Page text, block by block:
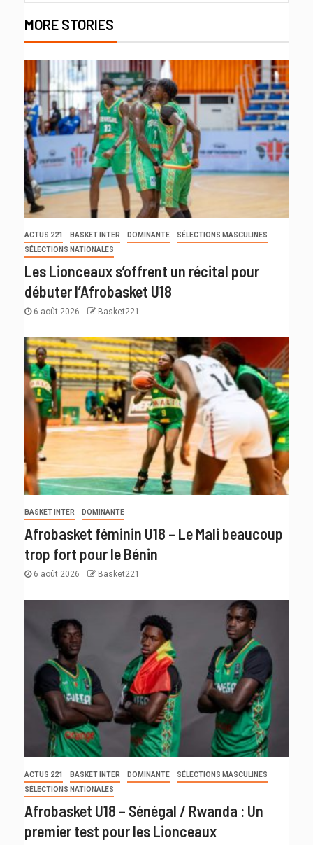
MORE STORIES
ACTUS 221 BASKET INTER DOMINANTE
SÉLECTIONS MASCULINES
SÉLECTIONS NATIONALES
Les Lionceaux s’offrent un récital pour
débuter l’Afrobasket U18
6 août 2026 Basket221
BASKET INTER DOMINANTE
Afrobasket féminin U18 – Le Mali beaucoup
trop fort pour le Bénin
6 août 2026 Basket221
ACTUS 221 BASKET INTER DOMINANTE
SÉLECTIONS MASCULINES
SÉLECTIONS NATIONALES
Afrobasket U18 – Sénégal / Rwanda : Un
premier test pour les Lionceaux